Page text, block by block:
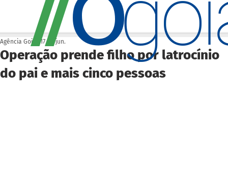
Operação prende filho por latrocínio
do pai e mais cinco pessoas
Agência Goiás 17 de jun.